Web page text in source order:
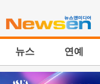
뉴스 연예